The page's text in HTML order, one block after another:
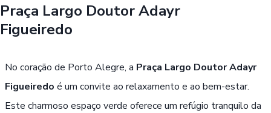
Praça Largo Doutor Adayr
Figueiredo
No coração de Porto Alegre, a Praça Largo Doutor Adayr
Figueiredo é um convite ao relaxamento e ao bem-estar.
Este charmoso espaço verde oferece um refúgio tranquilo da